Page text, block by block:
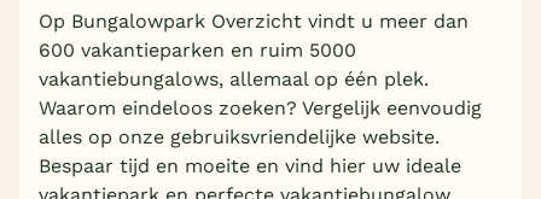
Op Bungalowpark Overzicht vindt u meer dan
600 vakantieparken en ruim 5000
vakantiebungalows, allemaal op één plek.
Waarom eindeloos zoeken? Vergelijk eenvoudig
alles op onze gebruiksvriendelijke website.
Bespaar tijd en moeite en vind hier uw ideale